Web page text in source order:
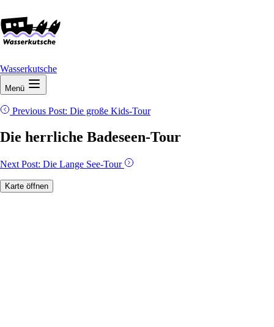
Wasserkutsche
Menü
Previous Post: Die große Kids-Tour
Die herrliche Badeseen-Tour
Next Post: Die Lange See-Tour
Karte öffnen